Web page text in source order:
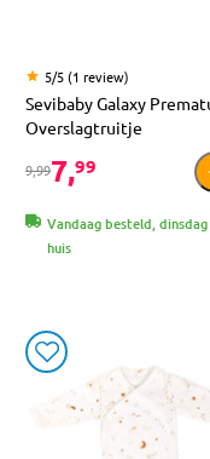
5/5 (1 review)
Sevibaby Galaxy
Overslagtruitje
9,997,99
Vandaag besteld,
huis